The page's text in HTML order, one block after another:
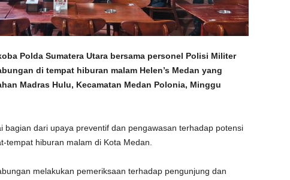
Polda Sumatera Utara bersama personel Polisi Militer
di tempat hiburan malam Helen’s Medan yang
Madras Hulu, Kecamatan Medan Polonia, Minggu
bagian dari upaya preventif dan pengawasan terhadap potensi
tempat hiburan malam di Kota Medan.
melakukan pemeriksaan terhadap pengunjung dan